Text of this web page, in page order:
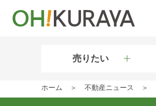
売りたい
ホーム 不動産ニュース